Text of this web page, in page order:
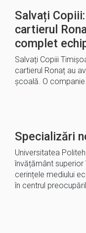
Salvați
cartierul
complet
Salvați Copiii
cartierul Ronaț au
școală. O
Specializări
Universitatea
învățământ
cerințele mediului
în centrul